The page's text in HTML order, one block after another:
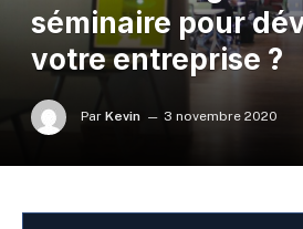
séminaire pour
votre entreprise ?
Par Kevin 3 novembre 2020